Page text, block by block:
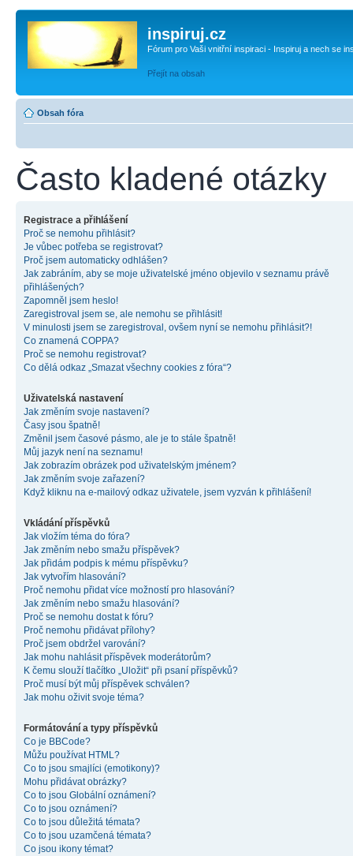
inspiruj.cz
Fórum pro Vaši vnitřní inspiraci - Inspiruj a nech se
Přejít na obsah
Obsah fóra
Často kladené otázky
Registrace a přihlášení
Proč se nemohu přihlásit?
Je vůbec potřeba se registrovat?
Proč jsem automaticky odhlášen?
Jak zabráním, aby se moje uživatelské jméno objevilo v seznamu právě
přihlášených?
Zapomněl jsem heslo!
Zaregistroval jsem se, ale nemohu se přihlásit!
V minulosti jsem se zaregistroval, ovšem nyní se nemohu přihlásit?!
Co znamená COPPA?
Proč se nemohu registrovat?
Co dělá odkaz „Smazat všechny cookies z fóra“?
Uživatelská nastavení
Jak změním svoje nastavení?
Časy jsou špatně!
Změnil jsem časové pásmo, ale je to stále špatně!
Můj jazyk není na seznamu!
Jak zobrazím obrázek pod uživatelským jménem?
Jak změním svoje zařazení?
Když kliknu na e-mailový odkaz uživatele, jsem vyzván k přihlášení!
Vkládání příspěvků
Jak vložím téma do fóra?
Jak změním nebo smažu příspěvek?
Jak přidám podpis k mému příspěvku?
Jak vytvořím hlasování?
Proč nemohu přidat více možností pro hlasování?
Jak změním nebo smažu hlasování?
Proč se nemohu dostat k fóru?
Proč nemohu přidávat přílohy?
Proč jsem obdržel varování?
Jak mohu nahlásit příspěvek moderátorům?
K čemu slouží tlačítko „Uložit“ při psaní příspěvků?
Proč musí být můj příspěvek schválen?
Jak mohu oživit svoje téma?
Formátování a typy příspěvků
Co je BBCode?
Můžu používat HTML?
Co to jsou smajlíci (emotikony)?
Mohu přidávat obrázky?
Co to jsou Globální oznámení?
Co to jsou oznámení?
Co to jsou důležitá témata?
Co to jsou uzamčená témata?
Co jsou ikony témat?